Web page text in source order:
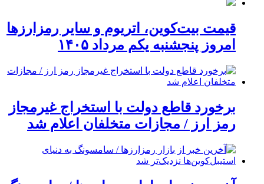
قیمت بیت‌کوین، اتریوم و سایر رمزارزها
امروز پنجشنبه یکم مرداد ۱۴۰۵
برخورد قاطع دولت با استخراج غیرمجاز
رمز ارز / مجازات متخلفان اعلام شد